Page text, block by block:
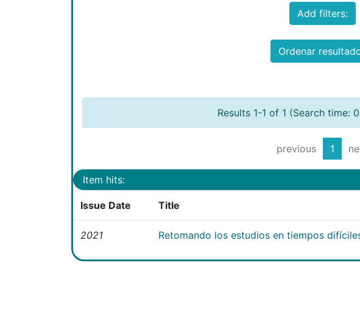
Add filters:
Ordenar
Results 1-1 of 1 (Search time:
previous 1
Item hits:
Issue Date Title
2021 Retomando los estudios en tiempos